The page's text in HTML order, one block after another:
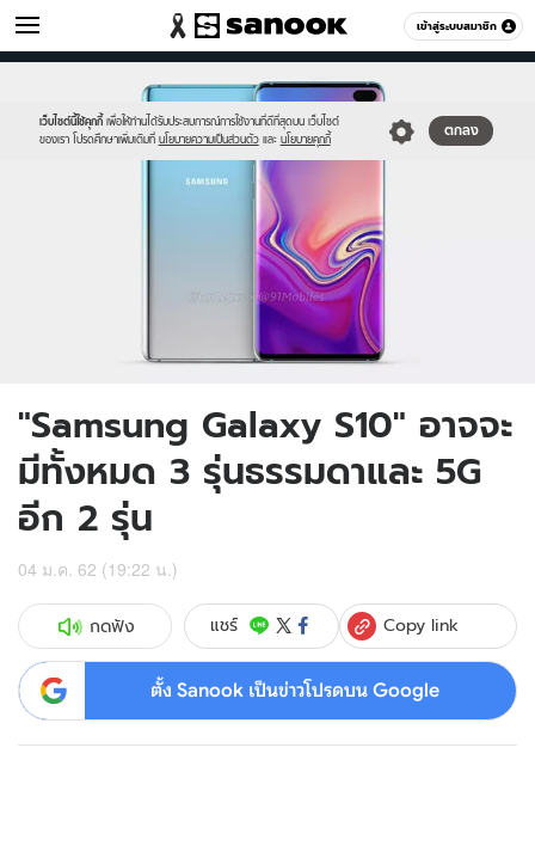
เข้าสู่ระบบสมาชิก
ไอที หมวดอื่นๆ
เว็บไซต์นี้ใช้คุกกี้ เพื่อให้ท่านได้รับประสบการณ์การใช้งานที่ดีที่สุดบน เว็บไซต์
ของเรา โปรดศึกษาเพิ่มเติมที่ นโยบายความเป็นส่วนตัว และ นโยบายคุกกี้
ตกลง
sanook.png
"Samsung Galaxy S10" อาจจะ
มีทั้งหมด 3 รุ่นธรรมดาและ 5G
อีก 2 รุ่น
04 ม.ค. 62 (19:22 น.)
กดฟัง แชร์ Copy link
ตั้ง Sanook เป็นข่าวโปรดบน Google